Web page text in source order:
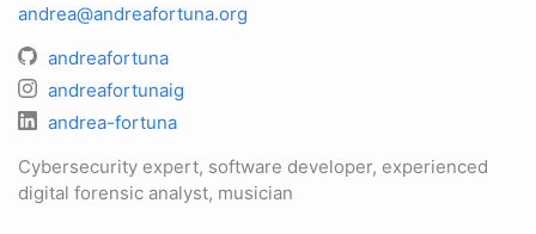
andrea@andreafortuna.org
andreafortuna
andreafortunaig
andrea-fortuna
Cybersecurity expert, software developer, experienced
digital forensic analyst, musician